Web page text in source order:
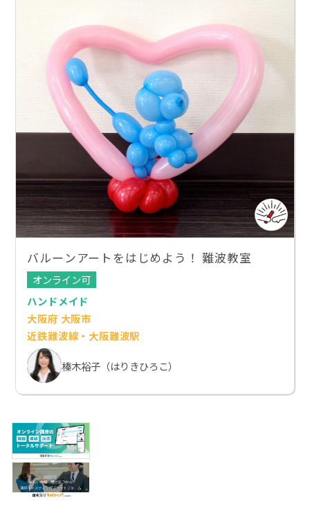
バルーンアートをはじめよう！ 難波教室
オンライン可
ハンドメイド
大阪府 大阪市
近鉄難波線・大阪難波駅
榛木裕子（はりきひろこ）